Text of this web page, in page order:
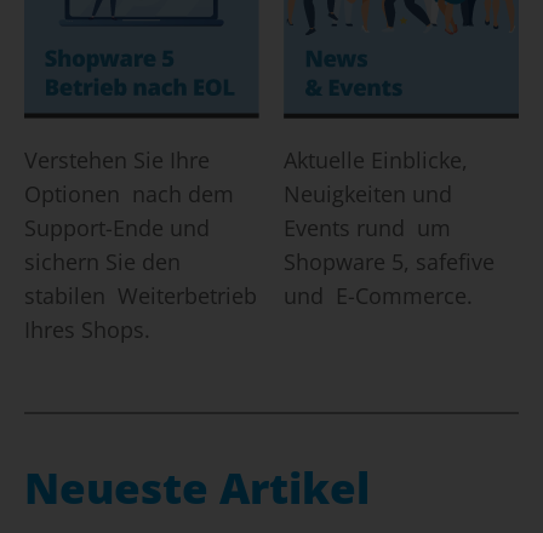
Verstehen Sie Ihre
Optionen nach dem
Support-Ende und
sichern Sie den
stabilen Weiterbetrieb
Ihres Shops.
Aktuelle Einblicke,
Neuigkeiten und
Events rund um
Shopware 5, safefive
und E-Commerce.
Neueste Artikel